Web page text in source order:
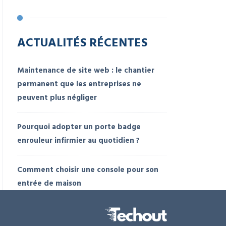
ACTUALITÉS RÉCENTES
Maintenance de site web : le chantier
permanent que les entreprises ne
peuvent plus négliger
Pourquoi adopter un porte badge
enrouleur infirmier au quotidien ?
Comment choisir une console pour son
entrée de maison